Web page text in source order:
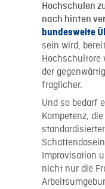
Hochschulen
nach hinten
bundesweite
sein wird,
Hochschultore
der
fraglicher.
Und so bedarf
Kompetenz,
Improvisation
nicht nur die